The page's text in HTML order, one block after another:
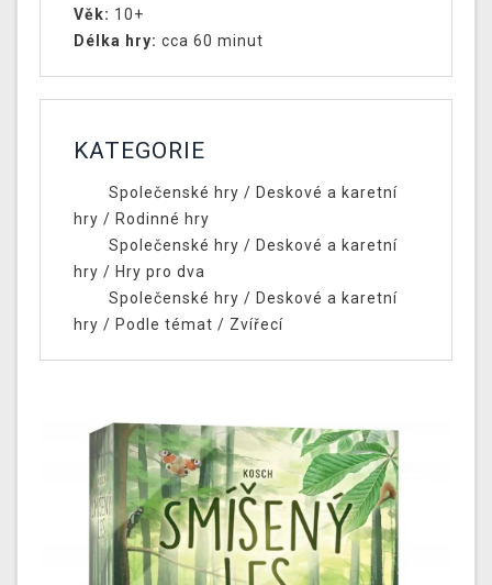
Věk: 10+
Délka hry: cca 60 minut
KATEGORIE
Společenské hry / Deskové a karetní
hry / Rodinné hry
Společenské hry / Deskové a karetní
hry / Hry pro dva
Společenské hry / Deskové a karetní
hry / Podle témat / Zvířecí